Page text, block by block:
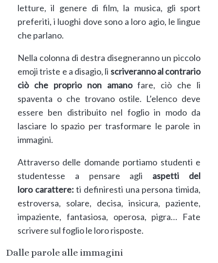
letture, il genere di film, la musica, gli sport
preferiti, i luoghi dove sono a loro agio, le lingue
che parlano.
Nella colonna di destra disegneranno un piccolo
emoji triste e a disagio, lì scriveranno al contrario
ciò che proprio non amanofare, ciò che li
spaventa o che trovano ostile. L’elenco deve
essere ben distribuito nel foglio in modo da
lasciare lo spazio per trasformare le parole in
immagini.
Attraverso delle domande portiamo studenti e
studentesse a pensare agli aspetti del
loro carattere:ti definiresti una persona timida,
estroversa, solare, decisa, insicura, paziente,
impaziente, fantasiosa, operosa, pigra… Fate
scrivere sul foglio le loro risposte.
Dalle parole alle immagini